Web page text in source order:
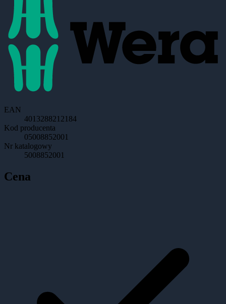
EAN
4013288212184
Kod producenta
05008852001
Nr katalogowy
5008852001
Cena